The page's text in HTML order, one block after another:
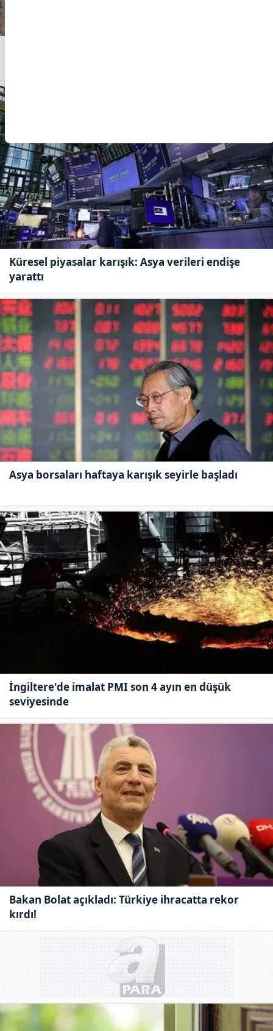
Küresel piyasalar karışık: Asya verileri endişe
yarattı
Asya borsaları haftaya karışık seyirle başladı
İngiltere'de imalat PMI son 4 ayın en düşük
seviyesinde
Bakan Bolat açıkladı: Türkiye ihracatta rekor
kırdı!